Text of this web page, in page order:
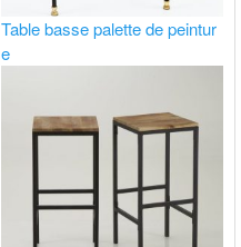
Table basse palette de peintur
e